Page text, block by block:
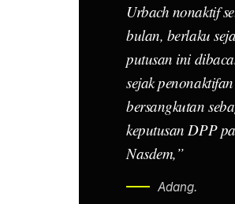
Urbach nonaktif
bulan, berlaku
putusan ini
sejak
bersangkutan
keputusan DPP
Nasdem,”
Adang.